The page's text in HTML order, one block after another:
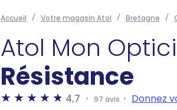
Accueil Votre magasin Atol Bretagne
Atol Mon
Résistance
4,7 97 avis Donnez